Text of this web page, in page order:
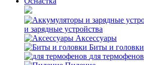
и зарядные устройства
Аксессуары
Биты и головки
для термофенов